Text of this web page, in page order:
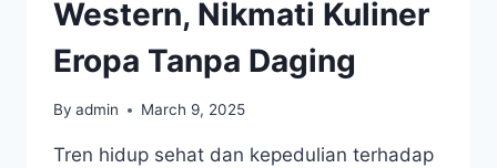
Western, Nikmati Kuliner
Eropa Tanpa Daging
By admin March 9, 2025
Tren hidup sehat dan kepedulian terhadap